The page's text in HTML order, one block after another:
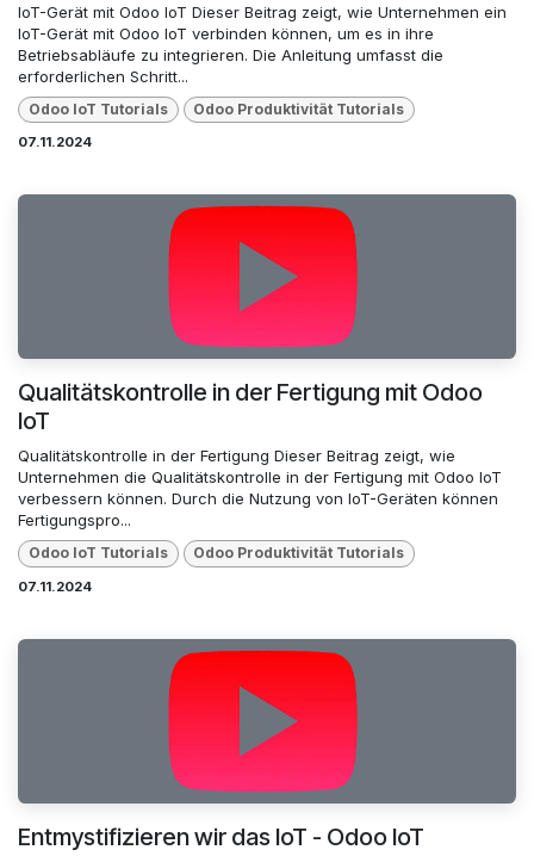
IoT-Gerät mit Odoo IoT Dieser Beitrag zeigt, wie Unternehmen ein
IoT-Gerät mit Odoo IoT verbinden können, um es in ihre
Betriebsabläufe zu integrieren. Die Anleitung umfasst die
erforderlichen Schritt...
Odoo loT Tutorials Odoo Produktivität Tutorials
07.11.2024
Qualitätskontrolle in der Fertigung mit Odoo
IoT
Qualitätskontrolle in der Fertigung Dieser Beitrag zeigt, wie
Unternehmen die Qualitätskontrolle in der Fertigung mit Odoo IoT
verbessern können. Durch die Nutzung von IoT-Geräten können
Fertigungspro...
Odoo loT Tutorials Odoo Produktivität Tutorials
07.11.2024
Entmystifizieren wir das IoT - Odoo IoT